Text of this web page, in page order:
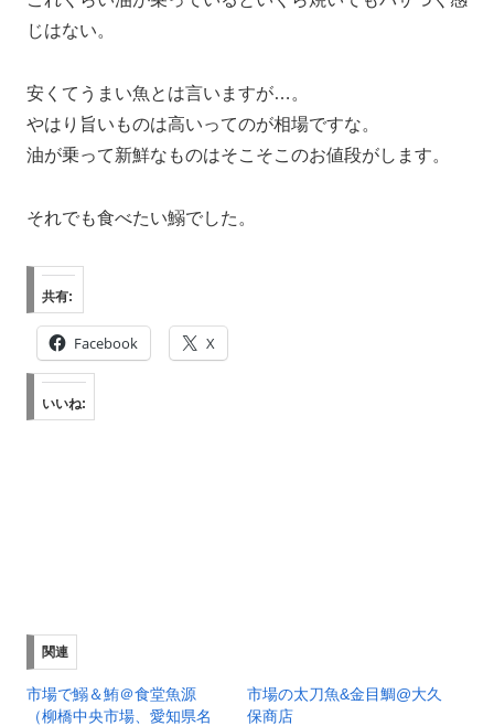
じはない。
安くてうまい魚とは言いますが…。
やはり旨いものは高いってのが相場ですな。
油が乗って新鮮なものはそこそこのお値段がします。
それでも食べたい鰯でした。
共有:
Facebook X
いいね:
関連
市場で鰯＆鮪＠食堂魚源
（柳橋中央市場、愛知県名
市場の太刀魚&金目鯛@大久
保商店